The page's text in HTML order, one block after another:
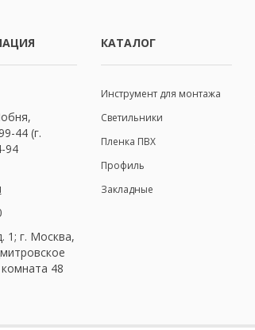
44 (г.
94
1; г. Москва,
48
КАТАЛОГ
Инструмент для монтажа
Светильники
Пленка ПВХ
Профиль
Закладные